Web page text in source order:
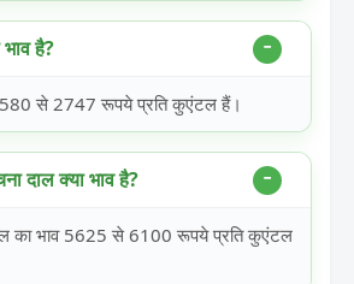
भाव है?
से 2747 रूपये प्रति कुएंटल हैं।
दाल क्या भाव है?
का भाव 5625 से 6100 रूपये प्रति कुएंटल